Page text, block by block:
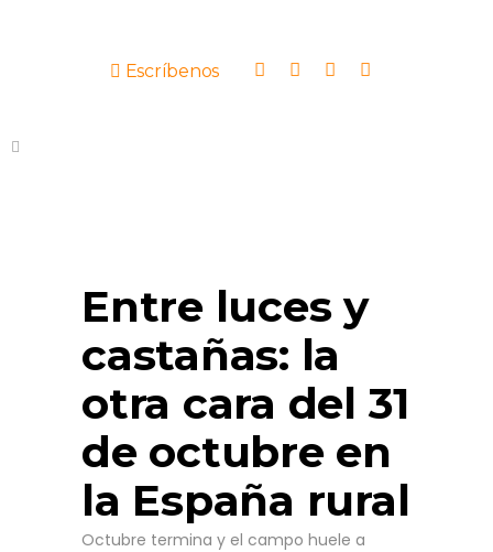
Escríbenos
Entre luces y
castañas: la
otra cara del 31
de octubre en
la España rural
Octubre termina y el campo huele a